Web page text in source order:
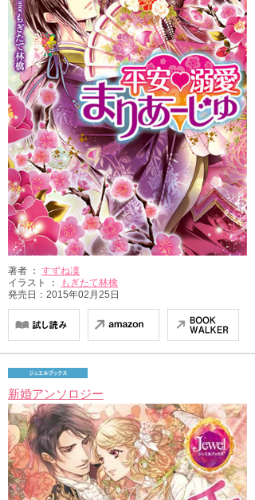
著者 ： すずね凜
イラスト ：
もぎたて林檎
発売日：2015年02月25日
新婚アンソロジー